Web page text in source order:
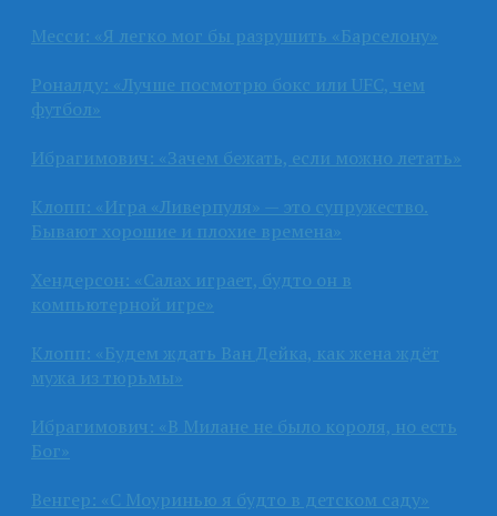
Месси: «Я легко мог бы разрушить «Барселону»
Роналду: «Лучше посмотрю бокс или UFC, чем
футбол»
Ибрагимович: «Зачем бежать, если можно летать»
Клопп: «Игра «Ливерпуля» — это супружество.
Бывают хорошие и плохие времена»
Хендерсон: «Салах играет, будто он в
компьютерной игре»
Клопп: «Будем ждать Ван Дейка, как жена ждёт
мужа из тюрьмы»
Ибрагимович: «В Милане не было короля, но есть
Бог»
Венгер: «С Моуринью я будто в детском саду»